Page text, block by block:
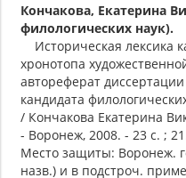
Кончакова, Екатерина
филологических наук).
Историческая лексика
хронотопа
автореферат
кандидата
/ Кончакова Екатерина
- Воронеж, 2008. - 23 с. ;
Место защиты: Воронеж.
назв.) и в подстроч.